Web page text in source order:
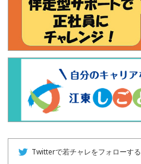
Twitterで若チャレをフォローする